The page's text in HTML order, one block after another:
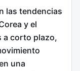
las tendencias
y el
a corto plazo,
una